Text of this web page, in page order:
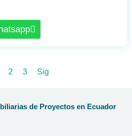
2 3 Sig
de Proyectos en Ecuador